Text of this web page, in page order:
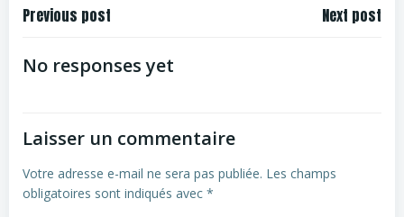
Navigation
l’article
Previous post Next post
No responses yet
Laisser un commentaire
Votre adresse e-mail ne sera pas publiée. Les champs
obligatoires sont indiqués avec *